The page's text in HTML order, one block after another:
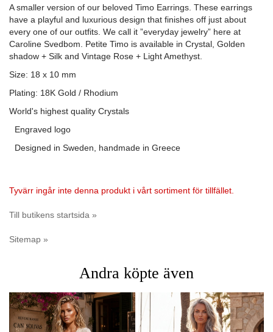
A smaller version of our beloved Timo Earrings. These earrings
have a playful and luxurious design that finishes off just about
every one of our outfits. We call it ”everyday jewelry” here at
Caroline Svedbom. Petite Timo is available in Crystal, Golden
shadow + Silk and Vintage Rose + Light Amethyst.
Size: 18 x 10 mm
Plating: 18K Gold / Rhodium
World's highest quality Crystals
Engraved logo
Designed in Sweden, handmade in Greece
Tyvärr ingår inte denna produkt i vårt sortiment för tillfället.
Till butikens startsida »
Sitemap »
Andra köpte även